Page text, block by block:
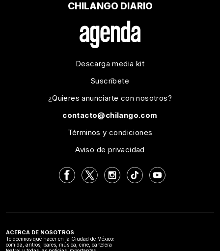
CHILANGO DIARIO
Descarga media kit
Suscríbete
¿Quieres anunciarte con nosotros?
contacto@chilango.com
Términos y condiciones
Aviso de privacidad
ACERCA DE NOSOTROS
Te decimos qué hacer en la Ciudad de México:
comida, antros, bares, música, cine, cartelera